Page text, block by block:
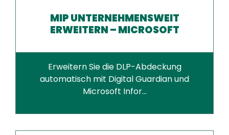
MIP UNTERNEHMENSWEIT
ERWEITERN – MICROSOFT
Erweitern Sie die DLP-Abdeckung
automatisch mit Digital Guardian und
Microsoft Infor...